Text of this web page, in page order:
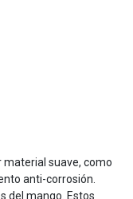
material suave, como
anti-corrosión.
del mango. Estos